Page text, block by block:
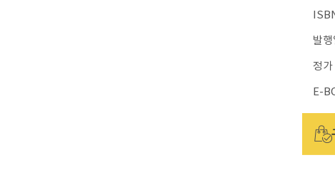
발행
정가
E-